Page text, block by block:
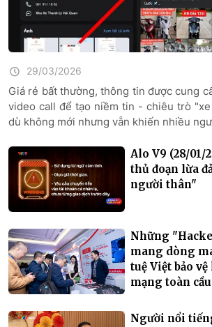
29/03/2026
Giá rẻ bất thường, thông tin được cung
video call để tạo niềm tin - chiêu trò
dù không mới nhưng vẫn khiến nhiều
Alo V9 (28/01/
thủ đoạn lừa
người thân"
Những
mang dòng
tuệ Việt bảo
mạng toàn cầu
Người nổi